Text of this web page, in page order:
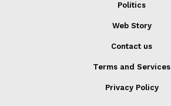
Politics
Web Story
Contact us
Terms and Services
Privacy Policy